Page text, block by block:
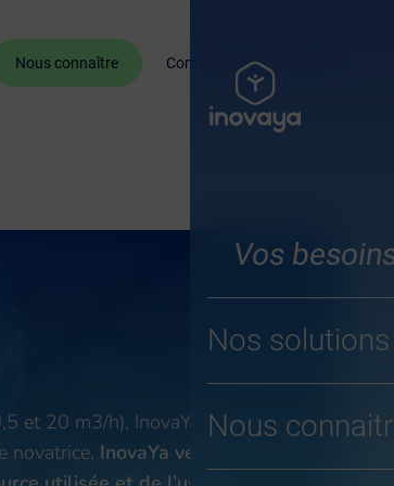
Nous connaître Contactez-nous
Vos
Nos solutions
Nous
et 20 m3/h), InovaYa
novatrice, InovaYa veut